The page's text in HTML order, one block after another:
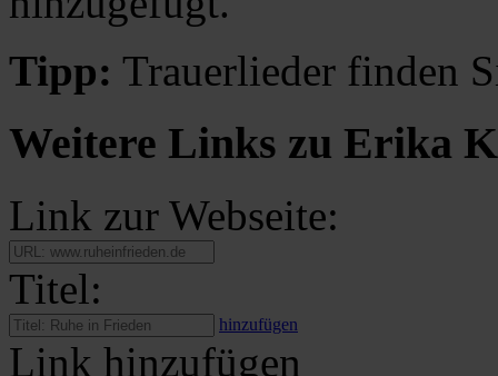
Tipp: Trauerlieder finden
Weitere Links zu Erika
Link zur Webseite:
Titel:
hinzufügen
Link hinzufügen